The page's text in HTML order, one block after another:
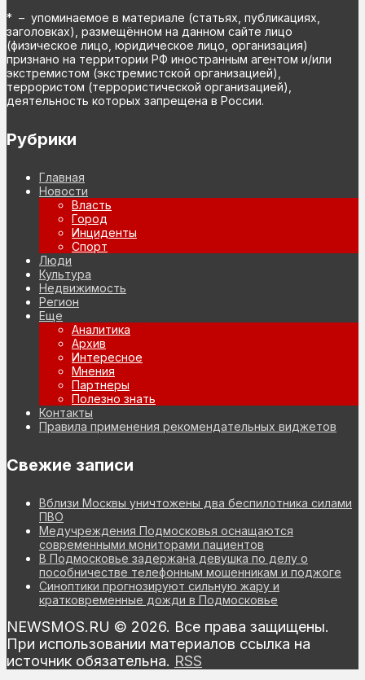
* – упоминаемое в материале (статьях, публикациях,
заголовках), размещённом на данном сайте лицо
(физическое лицо, юридическое лицо, организация)
признано на территории РФ иностранным агентом и/или
экстремистом (экстремистской организацией),
террористом (террористической организацией),
деятельность которых запрещена в России.
Рубрики
Главная
Новости
Власть
Город
Инциденты
Спорт
Люди
Культура
Недвижимость
Регион
Еще
Аналитика
Архив
Интересное
Мнения
Партнеры
Полезно знать
Контакты
Правила применения рекомендательных виджетов
Свежие записи
Вблизи Москвы уничтожены два беспилотника силами
ПВО
Медучреждения Подмосковья оснащаются
современными мониторами пациентов
В Подмосковье задержана девушка по делу о
пособничестве телефонным мошенникам и поджоге
Синоптики прогнозируют сильную жару и
кратковременные дожди в Подмосковье
NEWSMOS.RU © 2026. Все права защищены.
При использовании материалов ссылка на
источник обязательна. RSS